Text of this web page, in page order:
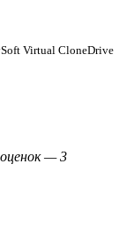
Virtual CloneDrive
— 3